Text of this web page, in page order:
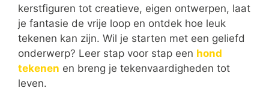
kerstfiguren tot creatieve, eigen ontwerpen, laat
je fantasie de vrije loop en ontdek hoe leuk
tekenen kan zijn. Wil je starten met een geliefd
onderwerp? Leer stap voor stap een hond
tekenen en breng je tekenvaardigheden tot
leven.